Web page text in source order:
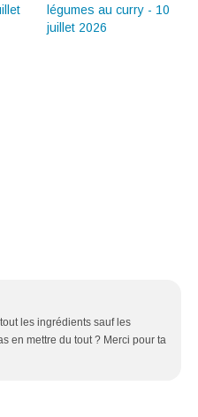
légumes au curry - 10
juillet 2026
les ingrédients sauf les
en mettre du tout ? Merci pour ta